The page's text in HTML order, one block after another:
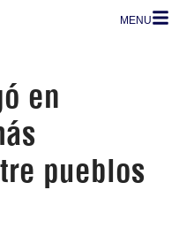
MENU
en
pueblos